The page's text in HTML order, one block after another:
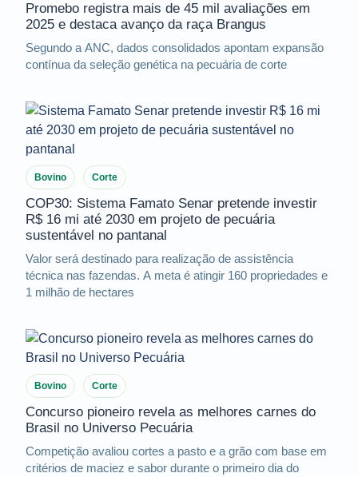
Promebo registra mais de 45 mil avaliações em
2025 e destaca avanço da raça Brangus
Segundo a ANC, dados consolidados apontam expansão
contínua da seleção genética na pecuária de corte
Bovino Corte
COP30: Sistema Famato Senar pretende investir
R$ 16 mi até 2030 em projeto de pecuária
sustentável no pantanal
Valor será destinado para realização de assistência
técnica nas fazendas. A meta é atingir 160 propriedades e
1 milhão de hectares
Bovino Corte
Concurso pioneiro revela as melhores carnes do
Brasil no Universo Pecuária
Competição avaliou cortes a pasto e a grão com base em
critérios de maciez e sabor durante o primeiro dia do